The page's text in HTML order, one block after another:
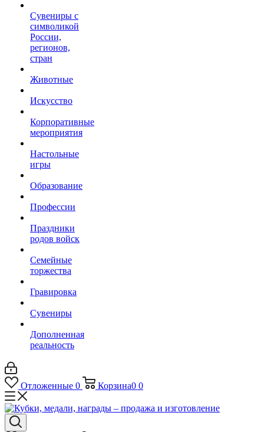
Сувениры с
символикой
России,
регионов,
стран
Животные
Искусство
Корпоративные
мероприятия
Настольные
игры
Образование
Профессии
Праздники
родов войск
Семейные
торжества
Гравировка
Сувениры
Дополненная
реальность
Отложенные 0 Корзина0 0